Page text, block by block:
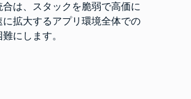
合は、スタックを脆弱で高価に
に拡大するアプリ環境全体での
にします。